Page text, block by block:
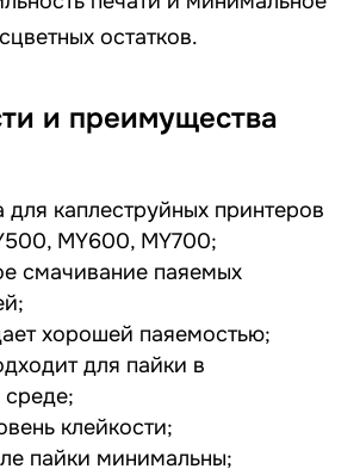
остатков.
и преимущества
для каплеструйных принтеров
MY600, MY700;
смачивание паяемых
хорошей паяемостью;
для пайки в
клейкости;
пайки минимальны;